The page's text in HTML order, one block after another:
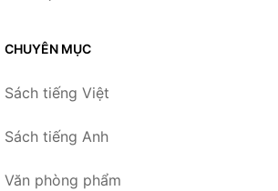
CHUYÊN MỤC
Sách tiếng Việt
Sách tiếng Anh
Văn phòng phẩm